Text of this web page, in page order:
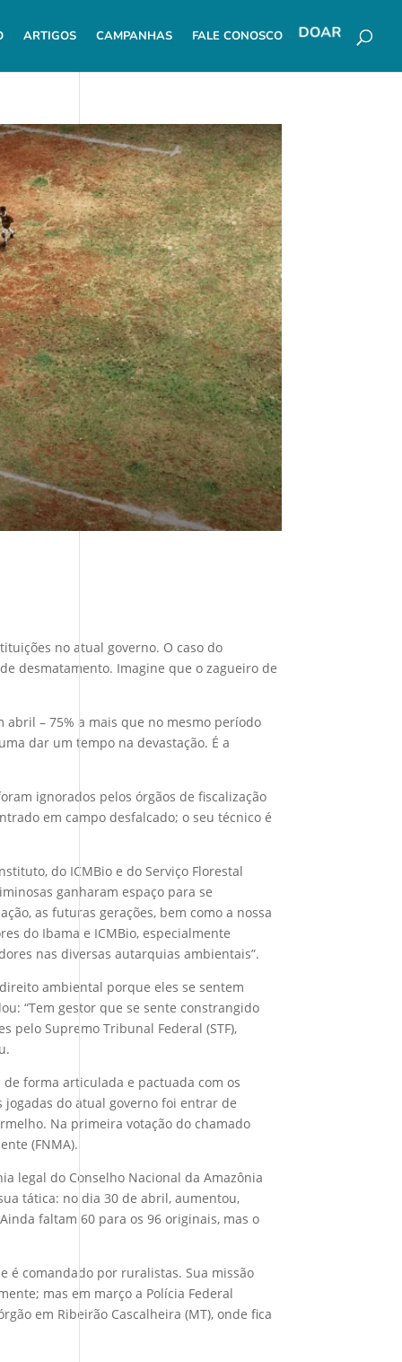
ARTIGOS CAMPANHAS FALE CONOSCO DOAR
no atual governo. O caso do
desmatamento. Imagine que o zagueiro de
abril – 75% a mais que no mesmo período
dar um tempo na devastação. É a
ignorados pelos órgãos de fiscalização
em campo desfalcado; o seu técnico é
do ICMBio e do Serviço Florestal
ganharam espaço para se
as futuras gerações, bem como a nossa
do Ibama e ICMBio, especialmente
nas diversas autarquias ambientais”.
ambiental porque eles se sentem
“Tem gestor que se sente constrangido
pelo Supremo Tribunal Federal (STF),
forma articulada e pactuada com os
do atual governo foi entrar de
Na primeira votação do chamado
(FNMA).
legal do Conselho Nacional da Amazônia
tática: no dia 30 de abril, aumentou,
faltam 60 para os 96 originais, mas o
é comandado por ruralistas. Sua missão
mas em março a Polícia Federal
em Ribeirão Cascalheira (MT), onde fica